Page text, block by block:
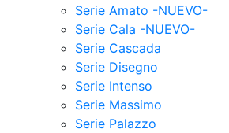
Serie Amato -NUEVO-
Serie Cala -NUEVO-
Serie Cascada
Serie Disegno
Serie Intenso
Serie Massimo
Serie Palazzo